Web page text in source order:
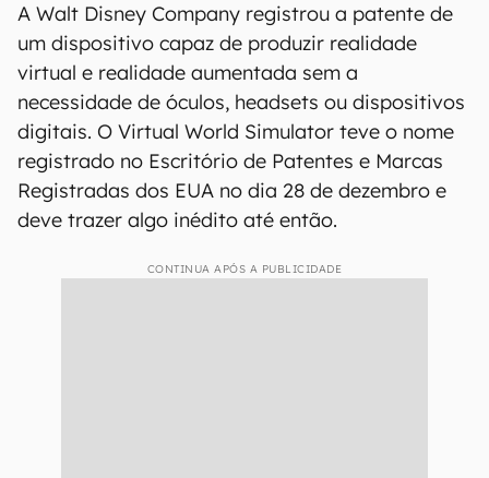
A Walt Disney Company registrou a patente de
um dispositivo capaz de produzir realidade
virtual e realidade aumentada sem a
necessidade de óculos, headsets ou dispositivos
digitais. O Virtual World Simulator teve o nome
registrado no Escritório de Patentes e Marcas
Registradas dos EUA no dia 28 de dezembro e
deve trazer algo inédito até então.
CONTINUA APÓS A PUBLICIDADE